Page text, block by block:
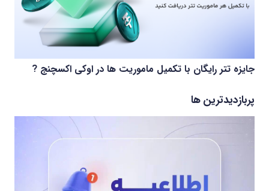
جایزه تتر رایگان با تکمیل ماموریت ها در اوکی اکسچنج ?
پربازدیدترین ها